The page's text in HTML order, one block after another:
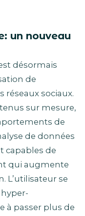
un nouveau
désormais
de
réseaux sociaux.
sur mesure,
de
de données
capables de
qui augmente
L’utilisateur se
à passer plus de